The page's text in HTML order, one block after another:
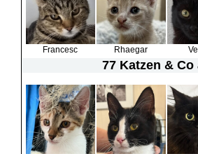
Francesc Rhaegar
77 Katzen & Co